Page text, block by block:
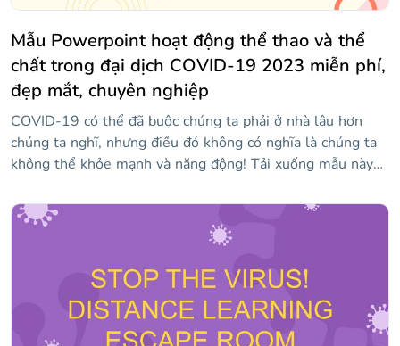
Mẫu Powerpoint hoạt động thể thao và thể
chất trong đại dịch COVID-19 2023 miễn phí,
đẹp mắt, chuyên nghiệp
COVID-19 có thể đã buộc chúng ta phải ở nhà lâu hơn
chúng ta nghĩ, nhưng điều đó không có nghĩa là chúng ta
không thể khỏe mạnh và năng động! Tải xuống mẫu này
người có thể thực hiện trong nhà hoặc ngoài trời (luôn
tuân theo các biện pháp an toàn). Chúng tôi đã sử dụng
một số màu sắc mềm mại để các slide đẹp mắt. Ngoài ra
còn có một số hình minh họa về những người tập thể dục
(có thể được sử dụng làm ví dụ trực quan) và nếu bạn cần
bố cục trực quan hấp dẫn, hãy tận dụng tối đa phong cách
Memphis!